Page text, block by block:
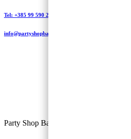
Tel: +385 99 590 2450
info@partyshopbaloncic.hr
Party Shop Balončić, obrt ©